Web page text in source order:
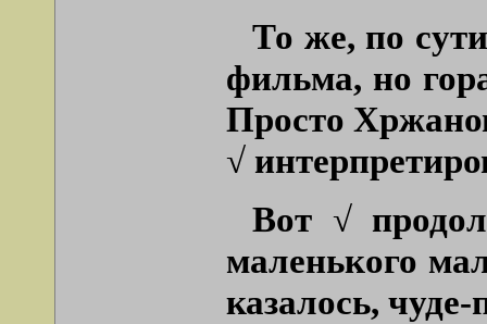
То же, по
фильма, но
Просто
√
Вот √
маленького
казалось, чуде-